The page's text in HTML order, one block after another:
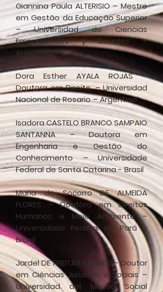
Giannina Paula ALTERISIO – Mestre
em Gestão da Educação Superior
– Universidad de Ciencias
Empresariales y Sociales –
Argentina
Dora Esther AYALA ROJAS –
Doutora em Direito. – Universidad
Nacional de Rosario – Argentina
Isadora CASTELO BRANCO SAMPAIO
SANTANNA – Doutora em
Engenharia e Gestão do
Conhecimento – Universidade
Federal de Santa Catarina - Brasil
Maria do Socorro DE ALMEIDA
FLORES – Doutora em Direitos
Humanos e Meio Ambiente –
Universidade Federal de Pará –
Brasil
Jardel DE FREITAS SOARES – Doutor
em Ciências Jurídicas e Sociais –
Universidad del Museo Social